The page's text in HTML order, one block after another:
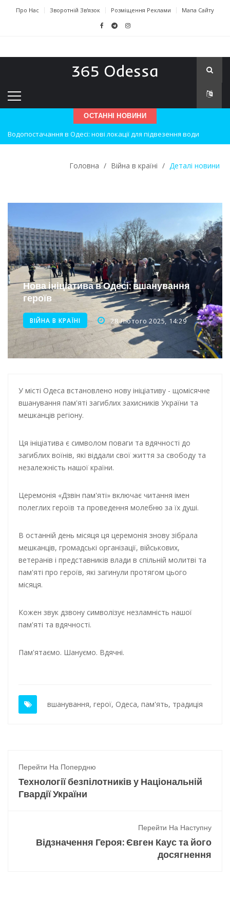
Про Нас Зворотній Зв'язок Розміщення Реклами Мапа Сайту
ОСТАННІ НОВИНИ
Водопостачання в Одесі: нові локації для підвезення води
Нічна атака на Одесу: наслідки вибухів
Новини з Зимової школи інсульту в Швейцарії
Інтеграція ветеранів в українське суспільство
Нічна атака на Одесу: наслідки обстрілу
Енергетична підтримка для Одеси
Головна / Війна в країні / Деталі новини
Нова ініціатива в Одесі: вшанування
героїв
ВІЙНА В КРАЇНІ 28 Лютого 2025, 14:29
У місті Одеса встановлено нову ініціативу - щомісячне
вшанування пам'яті загиблих захисників України та
мешканців регіону.
Ця ініціатива є символом поваги та вдячності до
загиблих воїнів, які віддали свої життя за свободу та
незалежність нашої країни.
Церемонія «Дзвін пам'яті» включає читання імен
полеглих героїв та проведення молебню за їх душі.
В останній день місяця ця церемонія знову зібрала
мешканців, громадські організації, військових,
ветеранів і представників влади в спільній молитві та
пам'яті про героїв, які загинули протягом цього
місяця.
Кожен звук дзвону символізує незламність нашої
пам'яті та вдячності.
Пам'ятаємо. Шануємо. Вдячні.
вшанування, герої, Одеса, пам'ять, традиція
Перейти На Попердню
Технології безпілотників у Національній
Гвардії України
Перейти На Наступну
Відзначення Героя: Євген Каус та його
досягнення